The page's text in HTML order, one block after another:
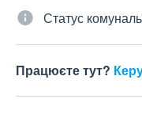
Статус
Працюєте тут?